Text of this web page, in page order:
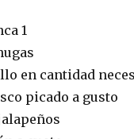
1
en cantidad
picado a gusto